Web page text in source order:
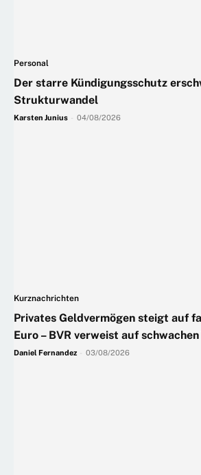
Personal
Der starre Kündigungsschutz
Strukturwandel
Karsten Junius 04/08/2026
Kurznachrichten
Privates Geldvermögen steigt auf
Euro – BVR verweist auf
Daniel Fernandez 03/08/2026